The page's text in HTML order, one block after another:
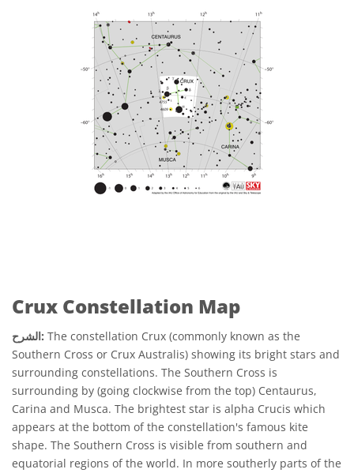
Crux Constellation Map
الشرح: The constellation Crux (commonly known as the
Southern Cross or Crux Australis) showing its bright stars and
surrounding constellations. The Southern Cross is
surrounding by (going clockwise from the top) Centaurus,
Carina and Musca. The brightest star is alpha Crucis which
appears at the bottom of the constellation's famous kite
shape. The Southern Cross is visible from southern and
equatorial regions of the world. In more southerly parts of the